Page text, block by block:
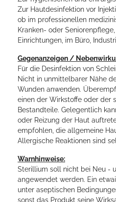
Zur Hautdesinfektion vor
ob im professionellen
Kranken- oder
Einrichtungen, im Büro,
Gegenanzeigen /
Für die Desinfektion von
Nicht in unmittelbarer Nähe
Wunden anwenden.
einen der Wirkstoffe oder der
Bestandteile. Gelegentlich
oder Reizung der Haut
empfohlen, die allgemeine
Allergische Reaktionen sind
Warnhinweise:
Sterillium soll nicht bei Neu -
angewendet werden. Ein
unter aseptischen
sonst das Produkt seine